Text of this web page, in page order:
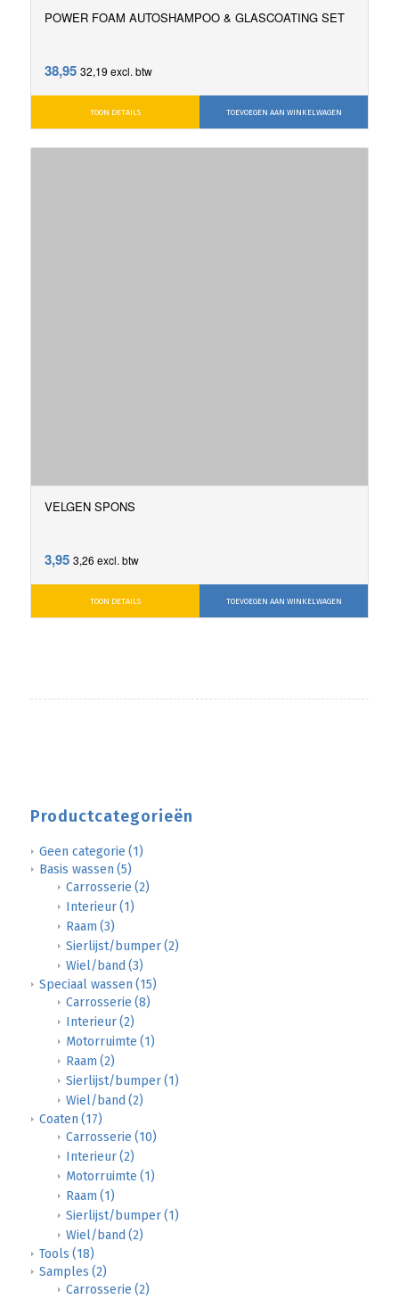
POWER FOAM AUTOSHAMPOO & GLASCOATING SET
38,95 32,19 excl. btw
TOEVOEGEN AAN WINKELWAGEN
TOON DETAILS
VELGEN SPONS
3,95 3,26 excl. btw
TOEVOEGEN AAN WINKELWAGEN
TOON DETAILS
Productcategorieën
Geen categorie (1)
Basis wassen (5)
Carrosserie (2)
Interieur (1)
Raam (3)
Sierlijst/bumper (2)
Wiel/band (3)
Speciaal wassen (15)
Carrosserie (8)
Interieur (2)
Motorruimte (1)
Raam (2)
Sierlijst/bumper (1)
Wiel/band (2)
Coaten (17)
Carrosserie (10)
Interieur (2)
Motorruimte (1)
Raam (1)
Sierlijst/bumper (1)
Wiel/band (2)
Tools (18)
Samples (2)
Carrosserie (2)